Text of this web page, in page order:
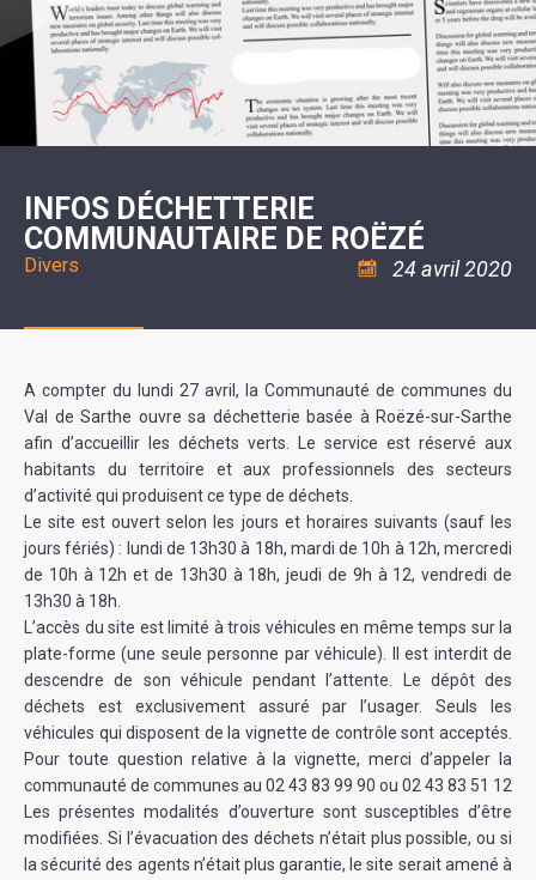
20ÈME
SIÈCLE
RÉUNIONS
DU
CONSEIL
MUNICIPAL
ARRÊTÉS
DÉCISIONS
MAIRE
DE
LA
MINORITÉ
LES
ÉCOLES
COLLÈGE
ESPACE
JEUNES
11
ANS
ASSOCIATION
LA
COULÉE
ENVIRONNEMENT
L'EAU
L'ASSAINISSEMENT
RÉSIDENCE
AUTONOMIE
LA
POLICE
MUNICIPALE
SÉCURITÉ
MAJEURS
MUSIQUE
L'ÉCOLE
COMMUNAUTAIRE
DANSE
PISCINE
VOIE
VERTE
VISITES
DÉCOUVERTES
LES
RANDONNÉES
LE
CAMPING-
CARS
TENTES
ET
CARAVANES
FLUVIALE
SUZE
INFOS DÉCHETTERIE
COMMUNAUTAIRE DE ROËZÉ
Divers 24 avril 2020
A compter du lundi 27 avril, la Communauté de communes du
Val de Sarthe ouvre sa déchetterie basée à Roëzé-sur-Sarthe
afin d’accueillir les déchets verts. Le service est réservé aux
habitants du territoire et aux professionnels des secteurs
d’activité qui produisent ce type de déchets.
Le site est ouvert selon les jours et horaires suivants (sauf les
jours fériés) : lundi de 13h30 à 18h, mardi de 10h à 12h, mercredi
de 10h à 12h et de 13h30 à 18h, jeudi de 9h à 1 2, vendredi de
13h30 à 18h.
L’accès du site est limité à trois véhicules en même temps sur la
plate-forme (une seule personne par véhicule). Il est interdit de
descendre de son véhicule pendant l’attente. Le dépôt des
déchets est exclusivement assuré par l’usager. Seuls les
véhicules qui disposent de la vignette de contrôle sont acceptés.
Pour toute question relative à la vignette, merci d’appeler la
communauté de communes au 02 43 83 99 90 ou 02 43 83 51 12
Les présentes modalités d’ouverture sont susceptibles d’être
modifiées. Si l’évacuation des déchets n’était plus possible, ou si
la sécurité des agents n’était plus garantie, le site serait amené à